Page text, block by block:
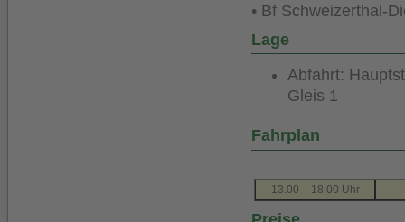
• Bf Schweizerthal-
Lage
Abfahrt:
Gleis 1
Fahrplan
13.00 – 18.00 Uhr